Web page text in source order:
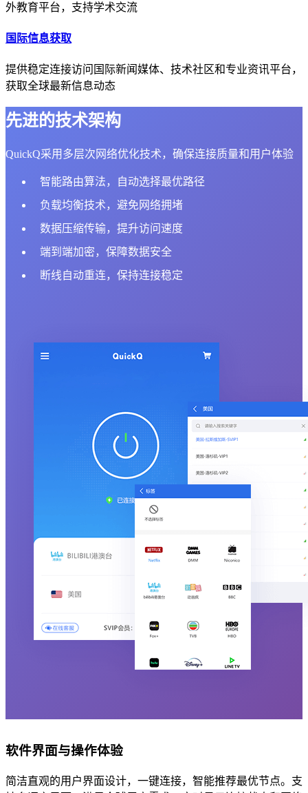
外教育平台，支持学术交流
国际信息获取
提供稳定连接访问国际新闻媒体、技术社区和专业资讯平台，
获取全球最新信息动态
先进的技术架构
QuickQ采用多层次网络优化技术，确保连接质量和用户体验
智能路由算法，自动选择最优路径
负载均衡技术，避免网络拥堵
数据压缩传输，提升访问速度
端到端加密，保障数据安全
断线自动重连，保持连接稳定
软件界面与操作体验
简洁直观的用户界面设计，一键连接，智能推荐最优节点。支